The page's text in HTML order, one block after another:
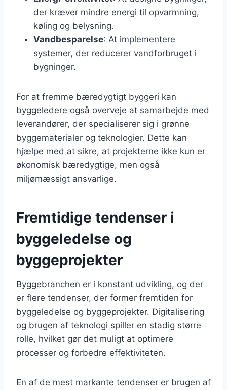
der kræver mindre energi til opvarmning,
køling og belysning.
Vandbesparelse: At implementere
systemer, der reducerer vandforbruget i
bygninger.
For at fremme bæredygtigt byggeri kan
byggeledere også overveje at samarbejde med
leverandører, der specialiserer sig i grønne
byggematerialer og teknologier. Dette kan
hjælpe med at sikre, at projekterne ikke kun er
økonomisk bæredygtige, men også
miljømæssigt ansvarlige.
Fremtidige tendenser i
byggeledelse og
byggeprojekter
Byggebranchen er i konstant udvikling, og der
er flere tendenser, der former fremtiden for
byggeledelse og byggeprojekter. Digitalisering
og brugen af teknologi spiller en stadig større
rolle, hvilket gør det muligt at optimere
processer og forbedre effektiviteten.
En af de mest markante tendenser er brugen af